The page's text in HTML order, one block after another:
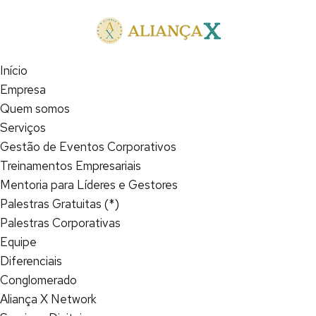
Início
Empresa
Quem somos
Serviços
Gestão de Eventos Corporativos
Treinamentos Empresariais
Mentoria para Líderes e Gestores
Palestras Gratuitas (*)
Palestras Corporativas
Equipe
Diferenciais
Conglomerado
Aliança X Network